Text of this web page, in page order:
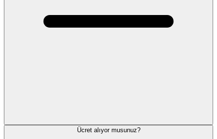
Ücret alıyor musunuz?